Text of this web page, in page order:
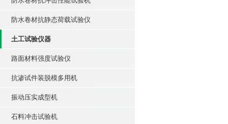
防水卷材抗静态荷载试验仪
土工试验仪器
路面材料强度试验仪
抗渗试件装脱模多用机
振动压实成型机
石料冲击试验机